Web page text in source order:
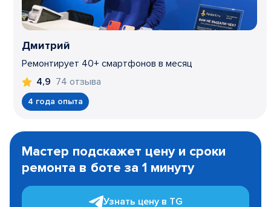
Дмитрий
Ремонтирует 40+ смартфонов в месяц
4,9 74 отзыва
4 года опыта
1
Мастер подскажет цену и сроки
ремонта в боте за 1 минуту
Узнать цену в TG